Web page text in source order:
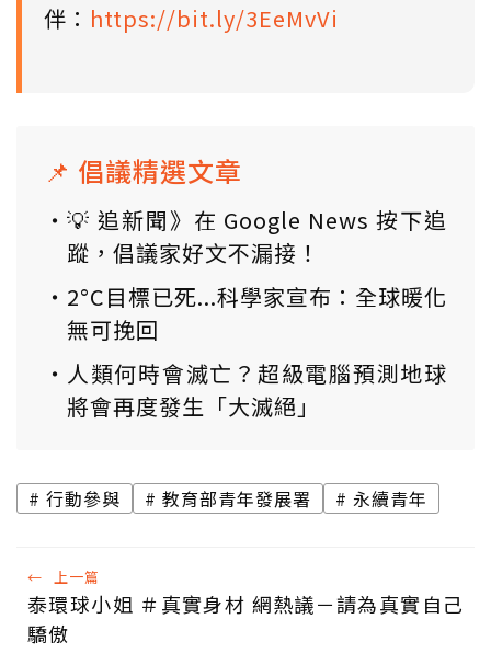
伴： https://bit.ly/3EeMvVi
📌 倡議精選文章
💡 追新聞》在 Google News 按下追
蹤，倡議家好文不漏接！
2°C目標已死...科學家宣布：全球暖化
無可挽回
人類何時會滅亡？超級電腦預測地球
將會再度發生「大滅絕」
行動參與 教育部青年發展署 永續青年
← 上一篇
泰環球小姐 ＃真實身材 網熱議－請為真實自己
驕傲